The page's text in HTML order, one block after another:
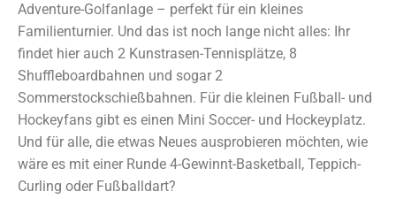
Adventure-Golfanlage – perfekt für ein kleines
Familienturnier. Und das ist noch lange nicht alles: Ihr
findet hier auch 2 Kunstrasen-Tennisplätze, 8
Shuffleboardbahnen und sogar 2
Sommerstockschießbahnen. Für die kleinen Fußball- und
Hockeyfans gibt es einen Mini Soccer- und Hockeyplatz.
Und für alle, die etwas Neues ausprobieren möchten, wie
wäre es mit einer Runde 4-Gewinnt-Basketball, Teppich-
Curling oder Fußballdart?